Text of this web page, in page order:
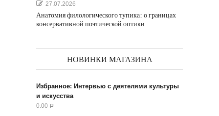
27.07.2026
Анатомия филологического тупика: о границах
консервативной поэтической оптики
НОВИНКИ МАГАЗИНА
Избранное: Интервью с деятелями культуры
и искусства
0.00 Р